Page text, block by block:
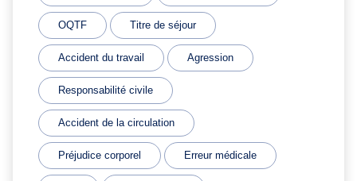
OQTF Titre de séjour
Accident du travail Agression
Responsabilité civile
Accident de la circulation
Préjudice corporel Erreur médicale